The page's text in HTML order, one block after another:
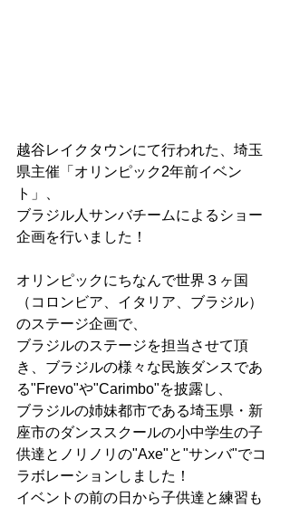
越谷レイクタウンにて行われた、埼玉
県主催「オリンピック2年前イベン
ト」、
ブラジル人サンバチームによるショー
企画を行いました！
オリンピックにちなんで世界３ヶ国
（コロンビア、イタリア、ブラジル）
のステージ企画で、
ブラジルのステージを担当させて頂
き、ブラジルの様々な民族ダンスであ
る"Frevo"や"Carimbo"を披露し、
ブラジルの姉妹都市である埼玉県・新
座市のダンススクールの小中学生の子
供達とノリノリの"Axe"と"サンバ"でコ
ラボレーションしました！
イベントの前の日から子供達と練習も